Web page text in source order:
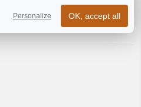
Personalize OK, accept all